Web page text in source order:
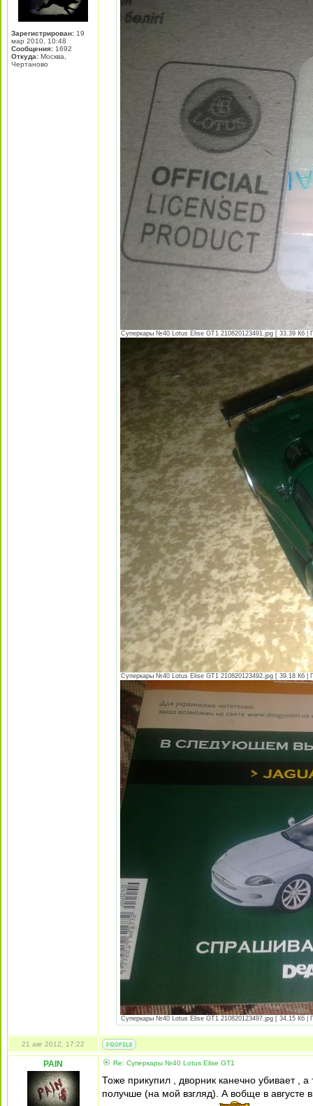
Зарегистрирован: 19
мар 2010, 10:48
Сообщения: 1692
Откуда: Москва,
Чертаново
Суперкары №40 Lotus Еlise GT1 210820123491.jpg [ 33.39 Кб |
Суперкары №40 Lotus Еlise GT1 210820123492.jpg [ 39.18 Кб |
Суперкары №40 Lotus Еlise GT1 210820123497.jpg [ 34.15 Кб |
21 авг 2012, 17:22
PAIN Re: Суперкары №40 Lotus Еlise GT1
Тоже прикупил , дворник канечно убивает ,
получше (на мой взгляд). А вобще в августе